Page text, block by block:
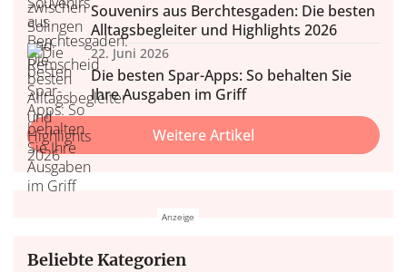
Souvenirs aus Berchtesgaden: Die besten
Alltagsbegleiter und Highlights 2026
22. Juni 2026
Die besten Spar-Apps: So behalten Sie
Ihre Ausgaben im Griff
Weitere Artikel
Beliebte Kategorien